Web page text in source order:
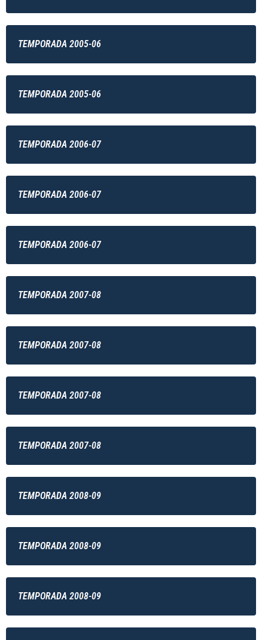
TEMPORADA 2005-06
TEMPORADA 2005-06
TEMPORADA 2006-07
TEMPORADA 2006-07
TEMPORADA 2006-07
TEMPORADA 2007-08
TEMPORADA 2007-08
TEMPORADA 2007-08
TEMPORADA 2007-08
TEMPORADA 2008-09
TEMPORADA 2008-09
TEMPORADA 2008-09